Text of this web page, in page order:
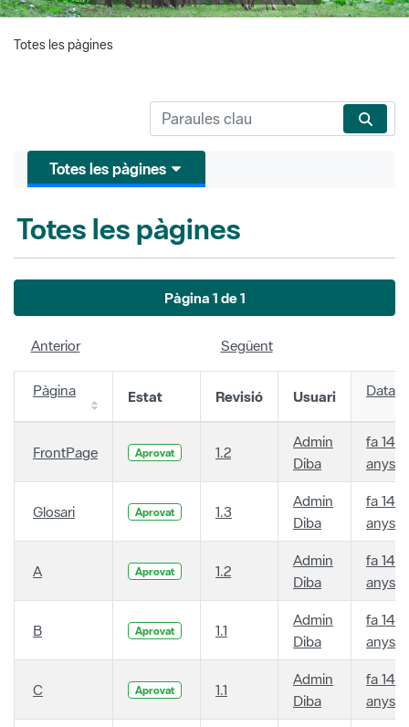
Totes les pàgines
Totes les pàgines
Totes les pàgines
Pàgina 1 de 1
Anterior Següent
Pàgina Estat Revisió Usuari Data
FrontPage Aprovat 1.2
Admin
Diba
fa 14
anys
Glosari Aprovat 1.3
Admin
Diba
fa 14
anys
A Aprovat 1.2
Admin
Diba
fa 14
anys
B Aprovat 1.1
Admin
Diba
fa 14
anys
C Aprovat 1.1
Admin
Diba
fa 14
anys